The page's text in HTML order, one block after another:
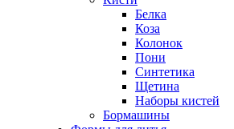
Белка
Коза
Колонок
Пони
Синтетика
Щетина
Наборы кистей
Бормашины